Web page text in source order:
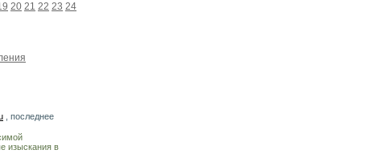
20 21 22 23 24
, последнее
изыскания в